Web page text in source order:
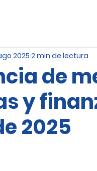
de
y
2025
2025 2 min de lectura